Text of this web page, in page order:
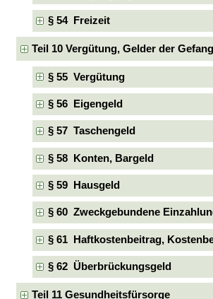
§ 54 Freizeit
Teil 10 Vergütung, Gelder der
§ 55 Vergütung
§ 56 Eigengeld
§ 57 Taschengeld
§ 58 Konten, Bargeld
§ 59 Hausgeld
§ 60 Zweckgebundene
§ 61 Haftkostenbeitrag,
§ 62 Überbrückungsgeld
Teil 11 Gesundheitsfürsorge